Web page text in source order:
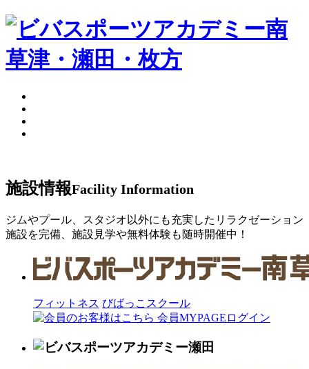
施設情報Facility Information
ジムやプール、スタジオ以外にも充実したリラクゼーション
施設を完備、施設見学や無料体験も随時開催中！
フィットネス びばっこスクール